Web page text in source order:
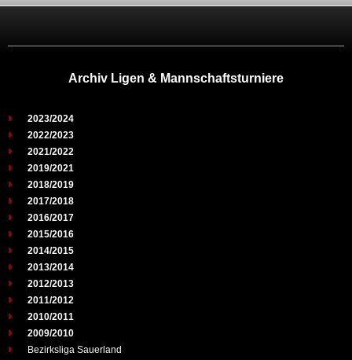
Archiv Ligen & Mannschaftsturniere
2023/2024
2022/2023
2021/2022
2019/2021
2018/2019
2017/2018
2016/2017
2015/2016
2014/2015
2013/2014
2012/2013
2011/2012
2010/2011
2009/2010
Bezirksliga Sauerland